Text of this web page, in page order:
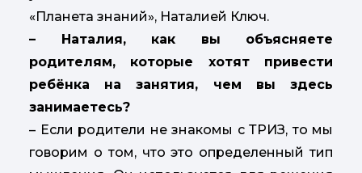
«Планета знаний», Наталией Ключ.
– Наталия, как вы объясняете
родителям, которые хотят привести
ребёнка на занятия, чем вы здесь
занимаетесь?
– Если родители не знакомы с ТРИЗ, то мы
говорим о том, что это определенный тип